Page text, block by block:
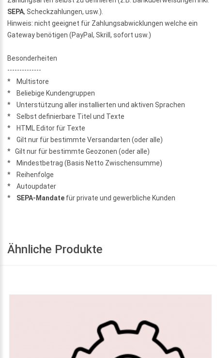
SEPA, Scheckzahlungen, usw.).
Hinweis: nicht geeignet für Zahlungsabwicklungen welche ein
Gateway benötigen (PayPal, Skrill, sofort usw.)
Besonderheiten
--------------
* Multistore
* Beliebige Kundengruppen
* Unterstützung aller installierten und aktiven Sprachen
* Selbst definierbare Titel und Texte
* HTML Editor für Texte
* Gilt nur für bestimmte Versandarten (oder alle)
* Gilt nur für bestimmte Geozonen (oder alle)
* Mindestbetrag (Basis Netto Zwischensumme)
* Reihenfolge
* Autoupdater
* SEPA-Mandate für private und gewerbliche Kunden
Ähnliche Produkte